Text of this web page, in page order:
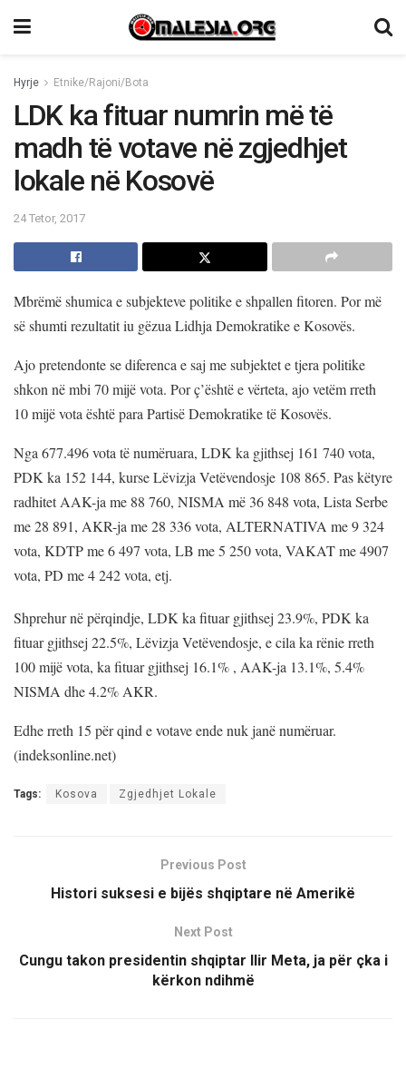
Hyrje Etnike/Rajoni/Bota
LDK ka fituar numrin më të
madh të votave në zgjedhjet
lokale në Kosovë
24 Tetor, 2017
Mbrëmë shumica e subjekteve politike e shpallen fitoren. Por më
së shumti rezultatit iu gëzua Lidhja Demokratike e Kosovës.
Ajo pretendonte se diferenca e saj me subjektet e tjera politike
shkon në mbi 70 mijë vota. Por ç’është e vërteta, ajo vetëm rreth
10 mijë vota është para Partisë Demokratike të Kosovës.
Nga 677.496 vota të numëruara, LDK ka gjithsej 161 740 vota,
PDK ka 152 144, kurse Lëvizja Vetëvendosje 108 865. Pas këtyre
radhitet AAK-ja me 88 760, NISMA më 36 848 vota, Lista Serbe
me 28 891, AKR-ja me 28 336 vota, ALTERNATIVA me 9 324
vota, KDTP me 6 497 vota, LB me 5 250 vota, VAKAT me 4907
vota, PD me 4 242 vota, etj.
Shprehur në përqindje, LDK ka fituar gjithsej 23.9%, PDK ka
fituar gjithsej 22.5%, Lëvizja Vetëvendosje, e cila ka rënie rreth
100 mijë vota, ka fituar gjithsej 16.1% , AAK-ja 13.1%, 5.4%
NISMA dhe 4.2% AKR.
Edhe rreth 15 për qind e votave ende nuk janë numëruar.
(indeksonline.net)
Tags: Kosova Zgjedhjet Lokale
Previous Post
Histori suksesi e bijës shqiptare në Amerikë
Next Post
Cungu takon presidentin shqiptar Ilir Meta, ja për çka i
kërkon ndihmë